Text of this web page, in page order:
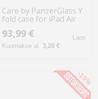
Care by PanzerGlass Y
fold case for iPad Air
93,99 €
Kuumakse al. 3,20 €
Laos
-10%